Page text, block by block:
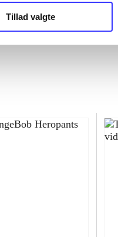
Tillad valgte